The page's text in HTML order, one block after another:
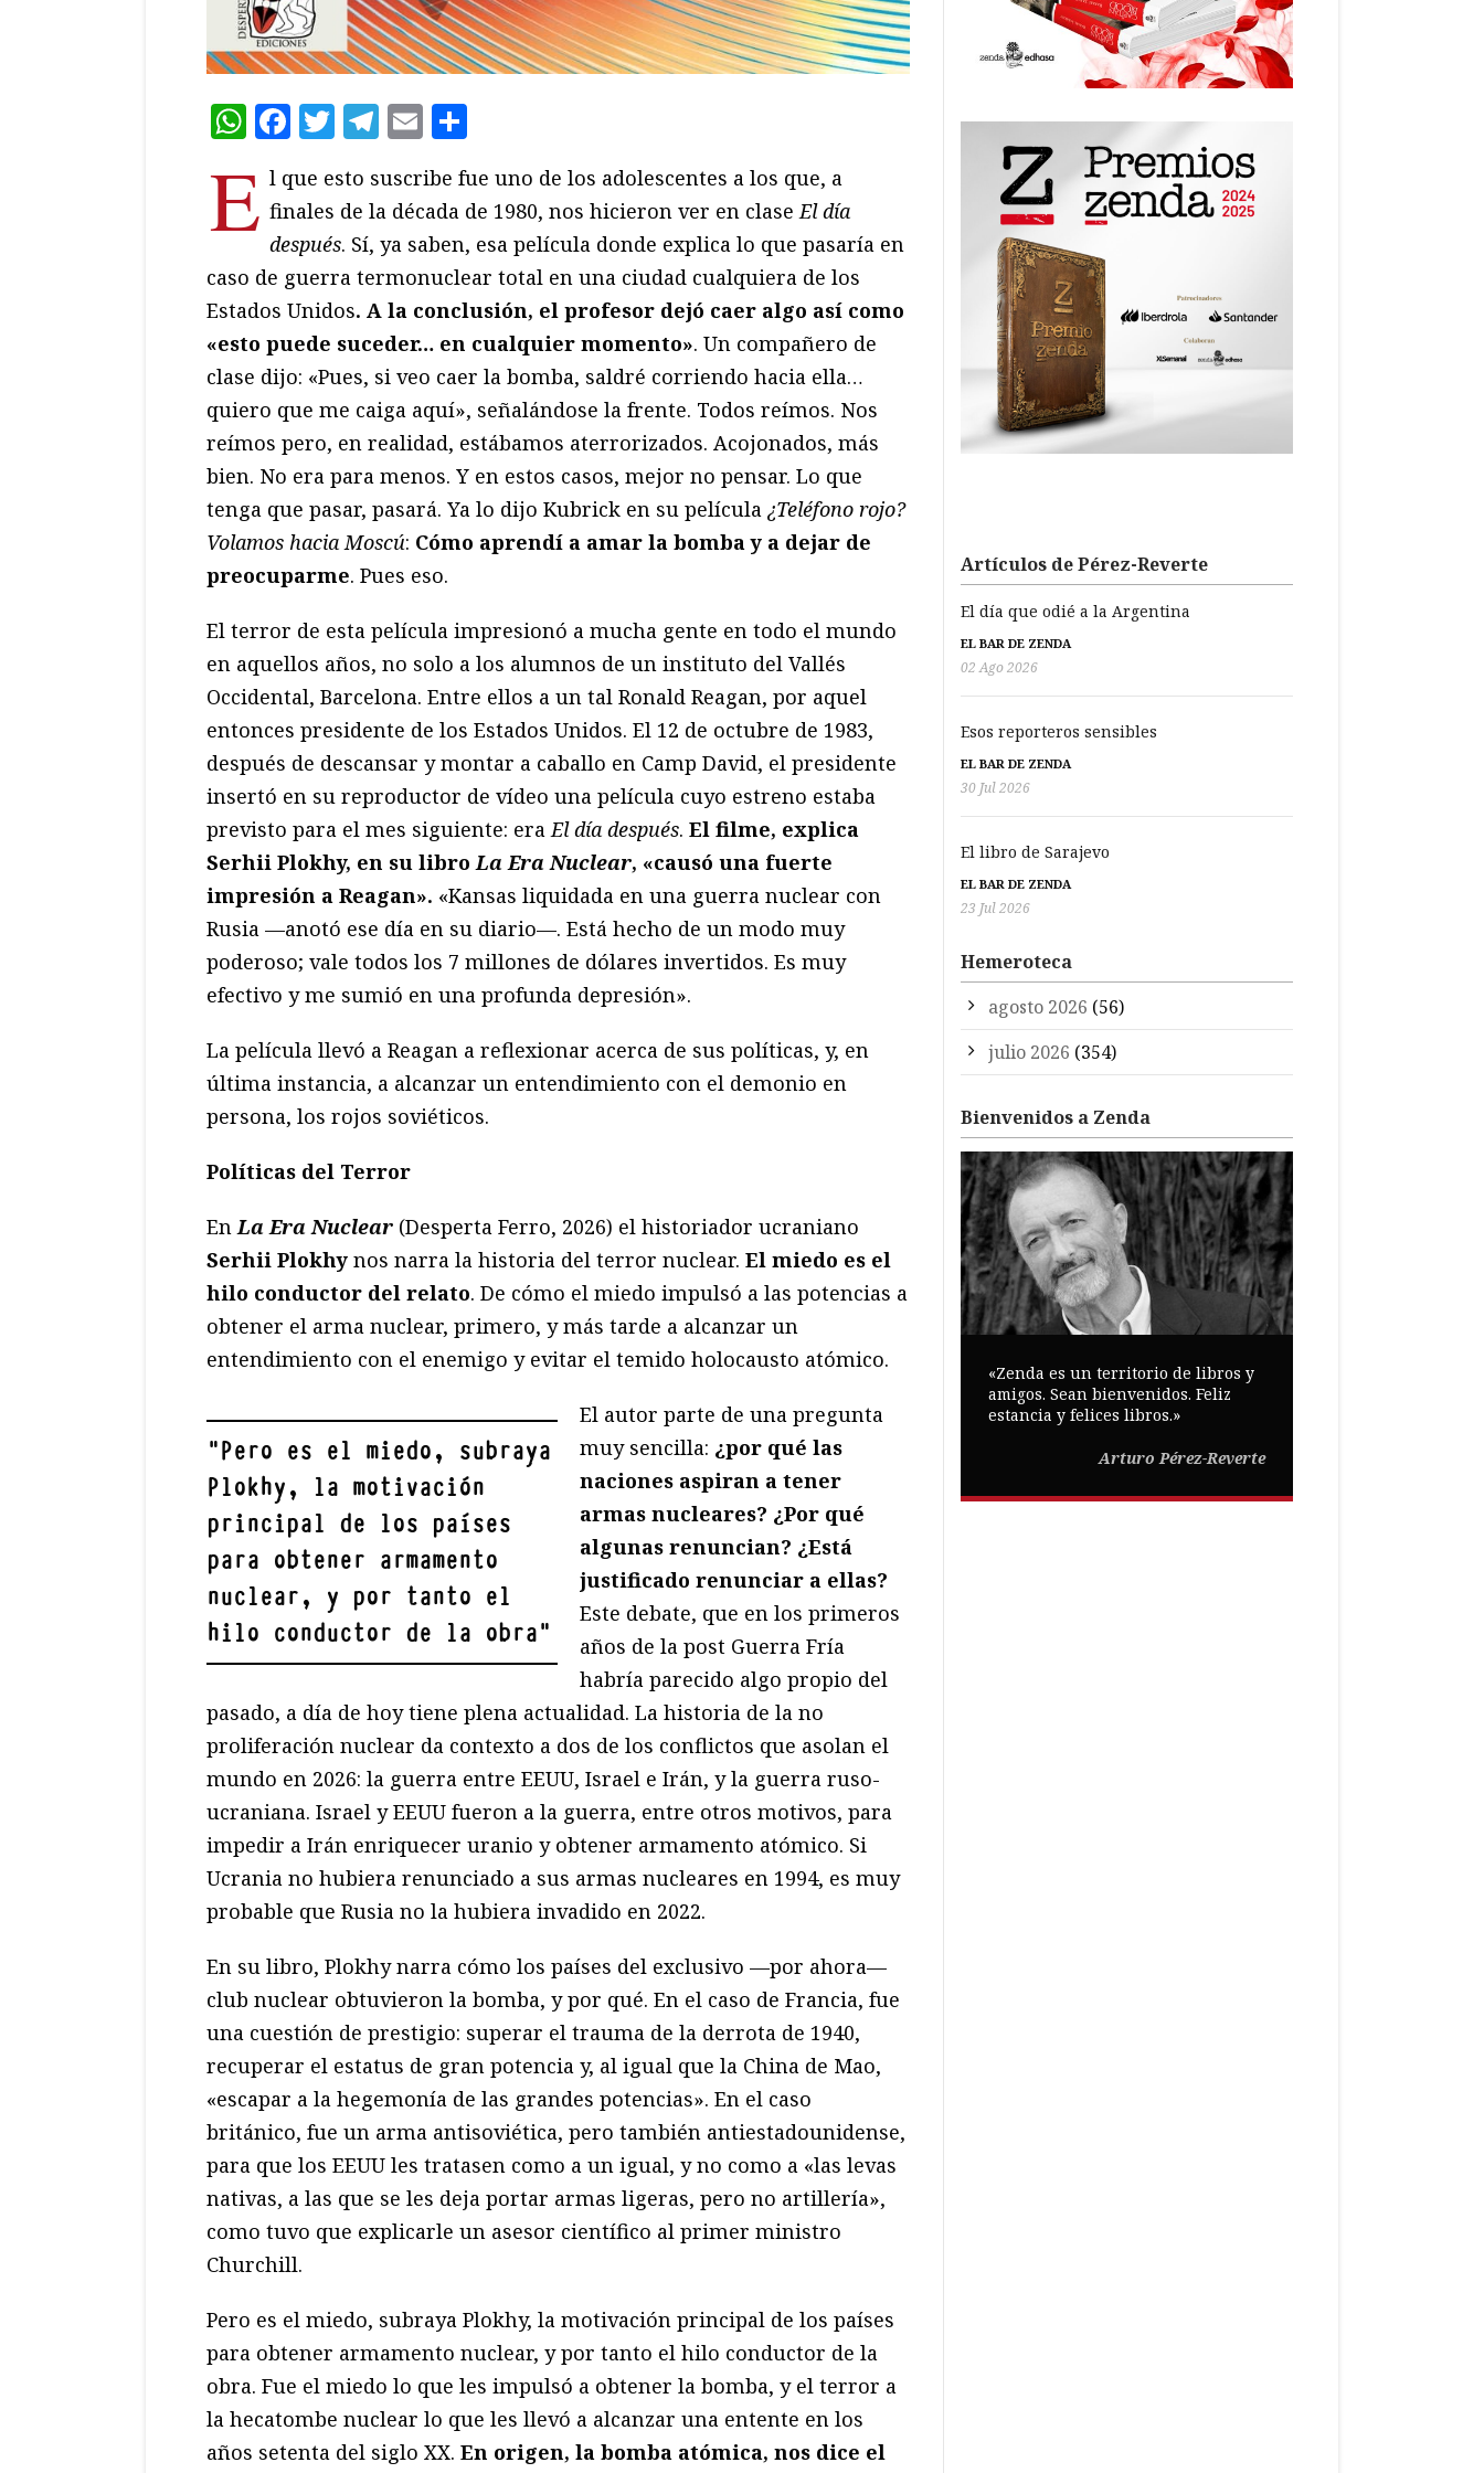
WhatsApp
Facebook
Twitter
Telegram
Email
E l que esto suscribe fue uno de los adolescentes a los que, a
finales de la década de 1980, nos hicieron ver en clase El día
después. Sí, ya saben, esa película donde explica lo que pasaría en
caso de guerra termonuclear total en una ciudad cualquiera de los
Estados Unidos. A la conclusión, el profesor dejó caer algo así como
«esto puede suceder… en cualquier momento». Un compañero de
clase dijo: «Pues, si veo caer la bomba, saldré corriendo hacia ella…
quiero que me caiga aquí», señalándose la frente. Todos reímos. Nos
reímos pero, en realidad, estábamos aterrorizados. Acojonados, más
bien. No era para menos. Y en estos casos, mejor no pensar. Lo que
tenga que pasar, pasará. Ya lo dijo Kubrick en su película ¿Teléfono rojo?
Volamos hacia Moscú: Cómo aprendí a amar la bomba y a dejar de
preocuparme. Pues eso.
El terror de esta película impresionó a mucha gente en todo el mundo
en aquellos años, no solo a los alumnos de un instituto del Vallés
Occidental, Barcelona. Entre ellos a un tal Ronald Reagan, por aquel
entonces presidente de los Estados Unidos. El 12 de octubre de 1983,
después de descansar y montar a caballo en Camp David, el presidente
insertó en su reproductor de vídeo una película cuyo estreno estaba
previsto para el mes siguiente: era El día después. El filme, explica
Serhii Plokhy, en su libro La Era Nuclear, «causó una fuerte
impresión a Reagan». «Kansas liquidada en una guerra nuclear con
Rusia —anotó ese día en su diario—. Está hecho de un modo muy
poderoso; vale todos los 7 millones de dólares invertidos. Es muy
efectivo y me sumió en una profunda depresión».
La película llevó a Reagan a reflexionar acerca de sus políticas, y, en
última instancia, a alcanzar un entendimiento con el demonio en
persona, los rojos soviéticos.
Políticas del Terror
En La Era Nuclear (Desperta Ferro, 2026) el historiador ucraniano
Serhii Plokhy nos narra la historia del terror nuclear. El miedo es el
hilo conductor del relato. De cómo el miedo impulsó a las potencias a
obtener el arma nuclear, primero, y más tarde a alcanzar un
entendimiento con el enemigo y evitar el temido holocausto atómico.
"Pero es el miedo, subraya
Plokhy, la motivación
principal de los países
para obtener armamento
nuclear, y por tanto el
hilo conductor de la obra"
El autor parte de una pregunta
muy sencilla: ¿por qué las
naciones aspiran a tener
armas nucleares? ¿Por qué
algunas renuncian? ¿Está
justificado renunciar a ellas?
Este debate, que en los primeros
años de la post Guerra Fría
habría parecido algo propio del
pasado, a día de hoy tiene plena actualidad. La historia de la no
proliferación nuclear da contexto a dos de los conflictos que asolan el
mundo en 2026: la guerra entre EEUU, Israel e Irán, y la guerra ruso-
ucraniana. Israel y EEUU fueron a la guerra, entre otros motivos, para
impedir a Irán enriquecer uranio y obtener armamento atómico. Si
Ucrania no hubiera renunciado a sus armas nucleares en 1994, es muy
probable que Rusia no la hubiera invadido en 2022.
En su libro, Plokhy narra cómo los países del exclusivo —por ahora—
club nuclear obtuvieron la bomba, y por qué. En el caso de Francia, fue
una cuestión de prestigio: superar el trauma de la derrota de 1940,
recuperar el estatus de gran potencia y, al igual que la China de Mao,
«escapar a la hegemonía de las grandes potencias». En el caso
británico, fue un arma antisoviética, pero también antiestadounidense,
para que los EEUU les tratasen como a un igual, y no como a «las levas
nativas, a las que se les deja portar armas ligeras, pero no artillería»,
como tuvo que explicarle un asesor científico al primer ministro
Churchill.
Pero es el miedo, subraya Plokhy, la motivación principal de los países
para obtener armamento nuclear, y por tanto el hilo conductor de la
obra. Fue el miedo lo que les impulsó a obtener la bomba, y el terror a
la hecatombe nuclear lo que les llevó a alcanzar una entente en los
años setenta del siglo XX. En origen, la bomba atómica, nos dice el
Artículos de Pérez-Reverte
El día que odié a la Argentina
EL BAR DE ZENDA
02 Ago 2026
Esos reporteros sensibles
EL BAR DE ZENDA
30 Jul 2026
El libro de Sarajevo
EL BAR DE ZENDA
23 Jul 2026
Hemeroteca
agosto 2026 (56)
julio 2026 (354)
Bienvenidos a Zenda
«Zenda es un territorio de libros y
amigos. Sean bienvenidos. Feliz
estancia y felices libros.»
Arturo Pérez-Reverte